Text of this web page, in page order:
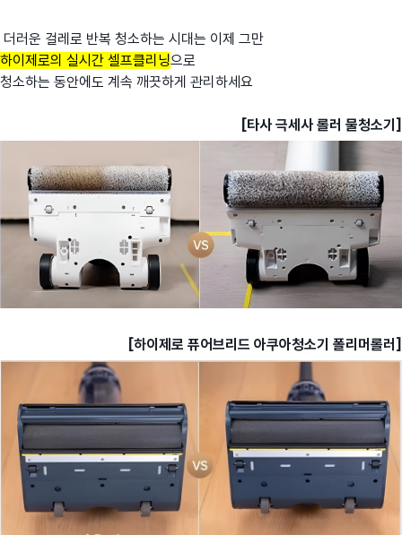
더러운 걸레로 반복 청소하는 시대는 이제 그만
하이제로의 실시간 셀프클리닝으로
청소하는 동안에도 계속 깨끗하게 관리하세요
[타사 극세사 롤러 물청소기]
[하이제로 퓨어브리드 아쿠아청소기 폴리머롤러]